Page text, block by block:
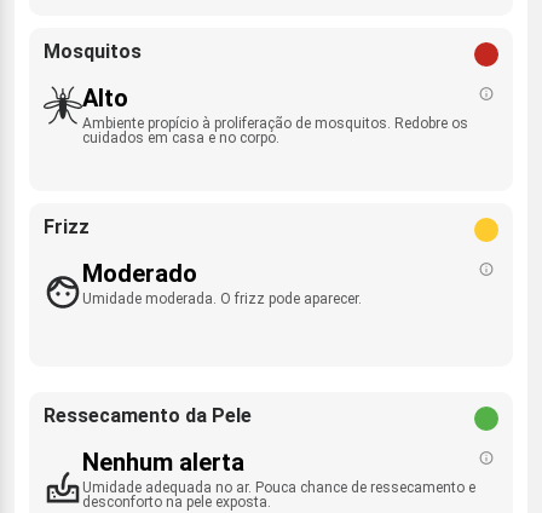
Mosquitos
Alto
Ambiente propício à proliferação de mosquitos. Redobre os
cuidados em casa e no corpo.
Frizz
Moderado
Umidade moderada. O frizz pode aparecer.
Ressecamento da Pele
Nenhum alerta
Umidade adequada no ar. Pouca chance de ressecamento e
desconforto na pele exposta.